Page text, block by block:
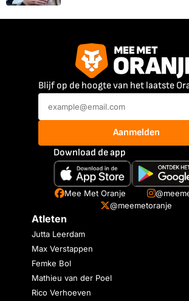
Blijf op de hoogte van het laatste
Aanmelden
Download de app
Mee Met Oranje
@meemetoranje
Atleten
Jutta Leerdam
Max Verstappen
Femke Bol
Mathieu van der Poel
Rico Verhoeven